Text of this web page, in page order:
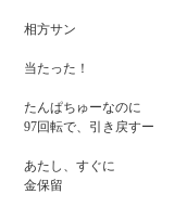
相方サン
当たった！
たんぱちゅーなのに
97回転で、引き戻すー
あたし、すぐに
金保留